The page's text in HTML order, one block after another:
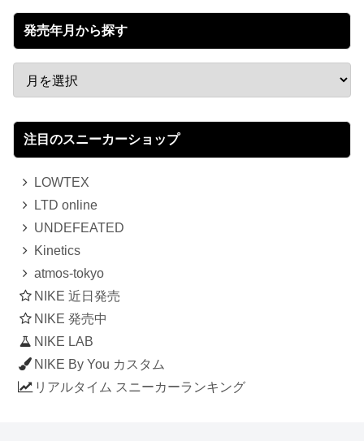
発売年月から探す
注目のスニーカーショップ
LOWTEX
LTD online
UNDEFEATED
Kinetics
atmos-tokyo
NIKE 近日発売
NIKE 発売中
NIKE LAB
NIKE By You カスタム
リアルタイム スニーカーランキング